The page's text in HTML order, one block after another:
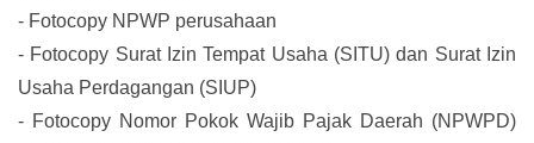
- Fotocopy NPWP perusahaan
- Fotocopy Surat Izin Tempat Usaha (SITU) dan Surat Izin
Usaha Perdagangan (SIUP)
- Fotocopy Nomor Pokok Wajib Pajak Daerah (NPWPD)